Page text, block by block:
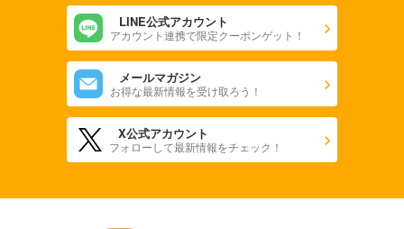
LINE公式アカウント
アカウント連携で限定クーポンゲット！
メールマガジン
お得な最新情報を受け取ろう！
X公式アカウント
フォローして最新情報をチェック！